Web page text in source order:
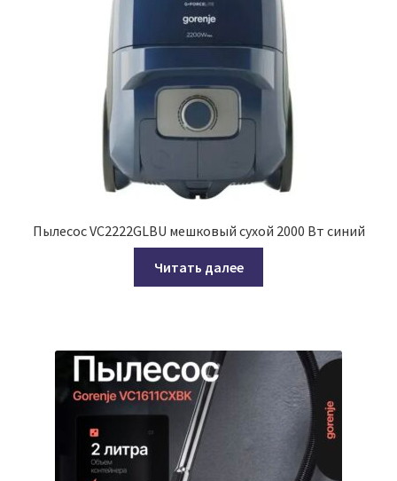
Пылесос VC2222GLBU мешковый сухой 2000 Вт синий
Читать далее